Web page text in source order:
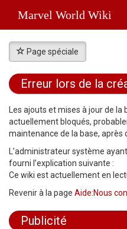
Marvel World Wiki
Page spéciale
Erreur lors de la
Les ajouts et mises à jour de la
actuellement bloqués,
maintenance de la base, après
L’administrateur système
fourni l’explication suivante :
Ce wiki est actuellement en
Revenir à la page Aide:Nous
Publicité